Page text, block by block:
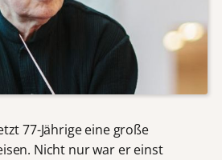
77-Jährige eine große
Nicht nur war er einst